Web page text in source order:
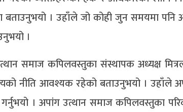
। उहाँले जो कोही जुन समयमा पनि
।
समाज कपिलवस्तुका संस्थापक अध्यक्ष
नीति आवश्यक रहेको बताउनुभयो । उहाँले
। अपांग उत्थान समाज कपिलवस्तुका